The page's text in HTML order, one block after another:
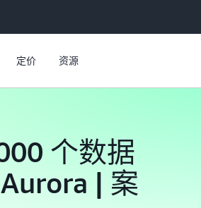
定价 资源
个数据
| 案